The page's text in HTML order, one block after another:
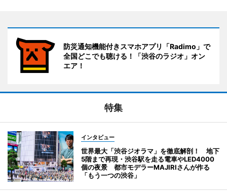
防災通知機能付きスマホアプリ「Radimo」で
全国どこでも聴ける！「渋谷のラジオ」オン
エア！
特集
インタビュー
世界最大「渋谷ジオラマ」を徹底解剖！ 地下
5階まで再現・渋谷駅を走る電車やLED4000
個の夜景 都市モデラーMAJIRIさんが作る
「もう一つの渋谷」